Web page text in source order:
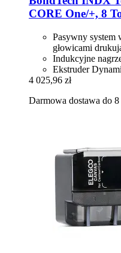
CORE One/+, 8
Pasywny system
głowicami
Indukcyjne
Ekstruder
4 025,96 zł
Darmowa dostawa do